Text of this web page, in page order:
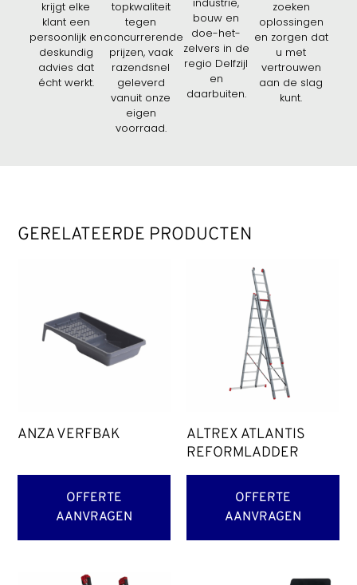
krijgt elke
klant een
persoonlijk en
deskundig
advies dat
écht werkt.
topkwaliteit
tegen
concurrerende
prijzen, vaak
razendsnel
geleverd
vanuit onze
eigen
voorraad.
bouw en
doe-het-
zelvers in de
regio Delfzijl
en
daarbuiten.
zoeken
oplossingen
en zorgen dat
u met
vertrouwen
aan de slag
kunt.
GERELATEERDE PRODUCTEN
ANZA VERFBAK
OFFERTE
AANVRAGEN
ALTREX ATLANTIS
REFORMLADDER
OFFERTE
AANVRAGEN